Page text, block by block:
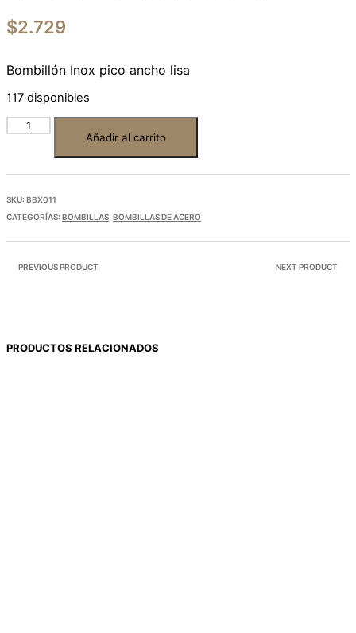
$2.729
Bombillón Inox pico ancho lisa
117 disponibles
Añadir al carrito
SKU: BBX011
CATEGORÍAS: BOMBILLAS BOMBILLAS DE ACERO
PREVIOUS PRODUCT NEXT PRODUCT
PRODUCTOS RELACIONADOS